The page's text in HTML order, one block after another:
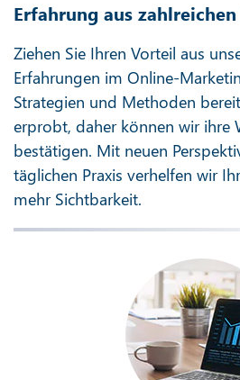
Erfahrung aus
Ziehen Sie Ihren Vorteil aus
Erfahrungen im Online-
Strategien und Methoden
erprobt, daher können wir ihre
bestätigen. Mit neuen
täglichen Praxis verhelfen wir
mehr Sichtbarkeit.